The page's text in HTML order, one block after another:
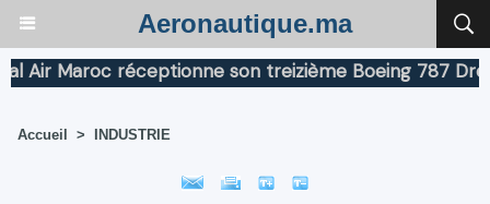
Aeronautique.ma
Maroc réceptionne son treizième Boeing 787
Accueil > INDUSTRIE